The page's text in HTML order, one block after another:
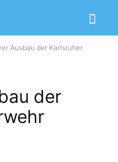
Ausbau der Karlsruher
der